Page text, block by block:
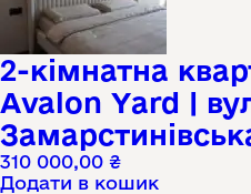
2-кімнатна
Avalon Yard |
310 000,00 ₴
Додати в кошик